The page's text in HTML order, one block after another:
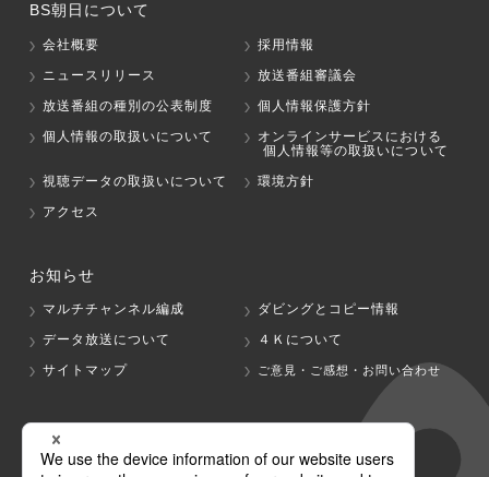
BS朝日について
会社概要
採用情報
ニュースリリース
放送番組審議会
放送番組の種別の公表制度
個人情報保護方針
個人情報の取扱いについて
オンラインサービスにおける
個人情報等の取扱いについて
視聴データの取扱いについて
環境方針
アクセス
お知らせ
マルチチャンネル編成
ダビングとコピー情報
データ放送について
４Ｋについて
サイトマップ
ご意見・ご感想・お問い合わせ
グループ会社
テレビ朝日 テレ朝チャンネル